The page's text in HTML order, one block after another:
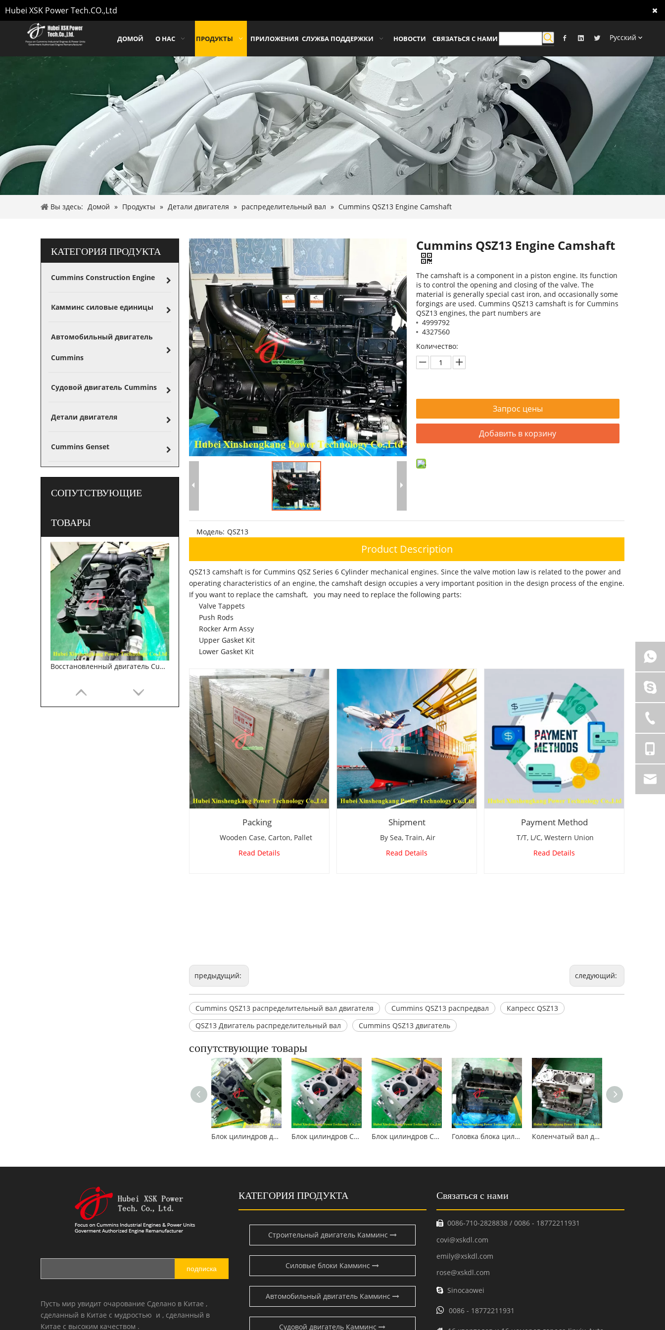
Hubei XSK Power Tech.CO.,Ltd
ДОМОЙ О НАС ПРОДУКТЫ ПРИЛОЖЕНИЯ СЛУЖБА ПОДДЕРЖКИ НОВОСТИ СВЯЗАТЬСЯ С НАМИ Pусский
Вы здесь: Домой » Продукты » Детали двигателя » распределительный вал » Cummins QSZ13 Engine Camshaft
КАТЕГОРИЯ ПРОДУКТА
Cummins Construction Engine
Камминс силовые единицы
Автомобильный двигатель
Cummins
Судовой двигатель Cummins
Детали двигателя
Cummins Genset
СОПУТСТВУЮЩИЕ
ТОВАРЫ
Восстановленный двигатель Cummins 6BT5.9 для строительных машин
Cummins QSZ13 Engine Camshaft
The camshaft is a component in a piston engine. Its function
is to control the opening and closing of the valve. The
material is generally special cast iron, and occasionally some
forgings are used. Cummins QSZ13 camshaft is for Cummins
QSZ13 engines, the part numbers are
4999792
4327560
Количество:
Запрос цены
Добавить в корзину
Модель: QSZ13
Product Description
QSZ13 camshaft is for Cummins QSZ Series 6 Cylinder mechanical engines. Since the valve motion law is related to the power and
operating characteristics of an engine, the camshaft design occupies a very important position in the design process of the engine.
If you want to replace the camshaft, you may need to replace the following parts:
Valve Tappets
Push Rods
Rocker Arm Assy
Upper Gasket Kit
Lower Gasket Kit
Packing
Wooden Case, Carton, Pallet
Read Details
Shipment
By Sea, Train, Air
Read Details
Payment Method
T/T, L/C, Western Union
Read Details
предыдущий: следующий:
Cummins QSZ13 распределительный вал двигателя Cummins QSZ13 распредвал
Капресс QSZ13
QSZ13 Двигатель распределительный вал
Cummins QSZ13 двигатель
сопутствующие товары
Блок цилиндров двигателя Cummins 6B5.9 Блок цилиндров Cummins 4B3.9 3932012 Блок цилиндров Cummins 4B3.9 3932012 Головка блока цилиндров Cummins 6B5.9 3966454 Коленчатый вал двигателя Cummins QSB4.5
подписка
Пусть мир увидит очарование Сделано в Китае ,
сделанный в Китае с мудростью и , сделанный в
Китае с высоким качеством .
КАТЕГОРИЯ ПРОДУКТА
Строительный двигатель Камминс
Силовые блоки Камминс
Автомобильный двигатель Камминс
Судовой двигатель Камминс
Связаться с нами
 0086-710-2828838 / 0086 - 18772211931
covi@xskdl.com
emily@xskdl.com
rose@xskdl.com
 Sinocaowei
 0086 - 18772211931